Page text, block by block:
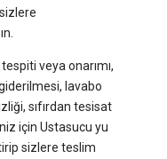
veya onarımı,
lavabo
sıfırdan tesisat
için Ustasucu yu
sizlere teslim